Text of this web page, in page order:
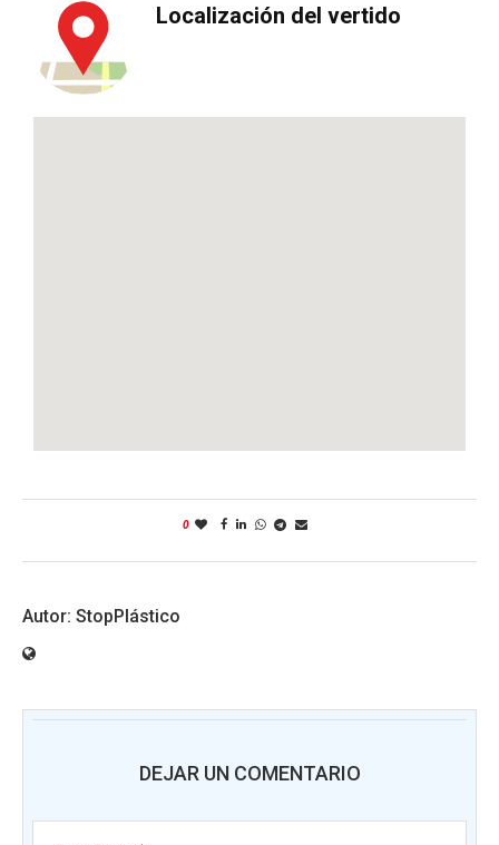
Localización del vertido
0
StopPlástico
DEJAR UN COMENTARIO